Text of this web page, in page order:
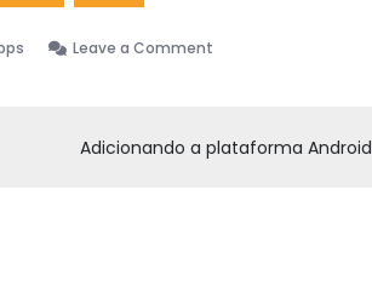
Leave a Comment
Delphi
Adicionando a plataforma Android